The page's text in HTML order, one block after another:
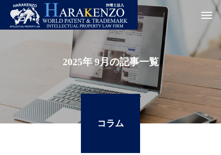
2025年 9月の記事一覧
コラム